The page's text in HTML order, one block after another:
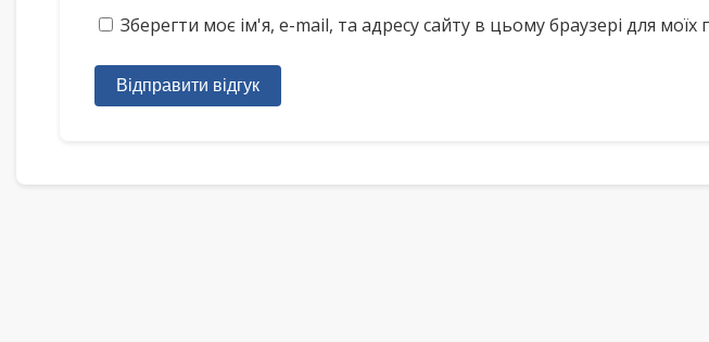
Зберегти моє ім'я, e-mail, та адресу сайту в цьому браузері для
Відправити відгук